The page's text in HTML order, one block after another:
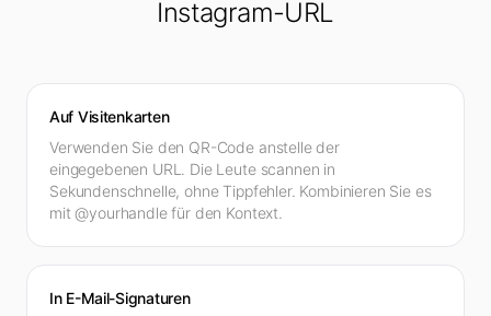
Instagram-URL
Auf Visitenkarten
Verwenden Sie den QR-Code anstelle der
eingegebenen URL. Die Leute scannen in
Sekundenschnelle, ohne Tippfehler. Kombinieren Sie es
mit @yourhandle für den Kontext.
In E-Mail-Signaturen